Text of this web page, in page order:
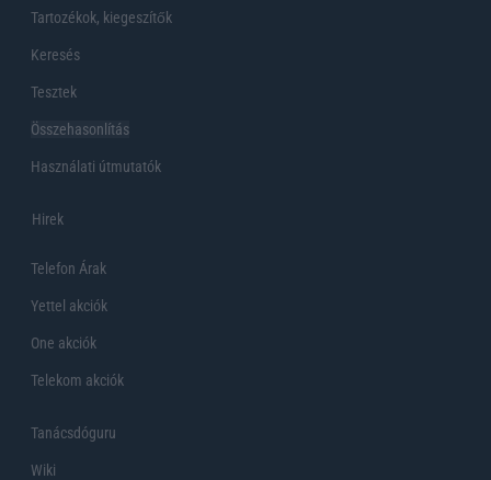
Tartozékok, kiegeszítők
Keresés
Tesztek
Összehasonlítás
Használati útmutatók
Hirek
Telefon Árak
Yettel akciók
One akciók
Telekom akciók
Tanácsdóguru
Wiki